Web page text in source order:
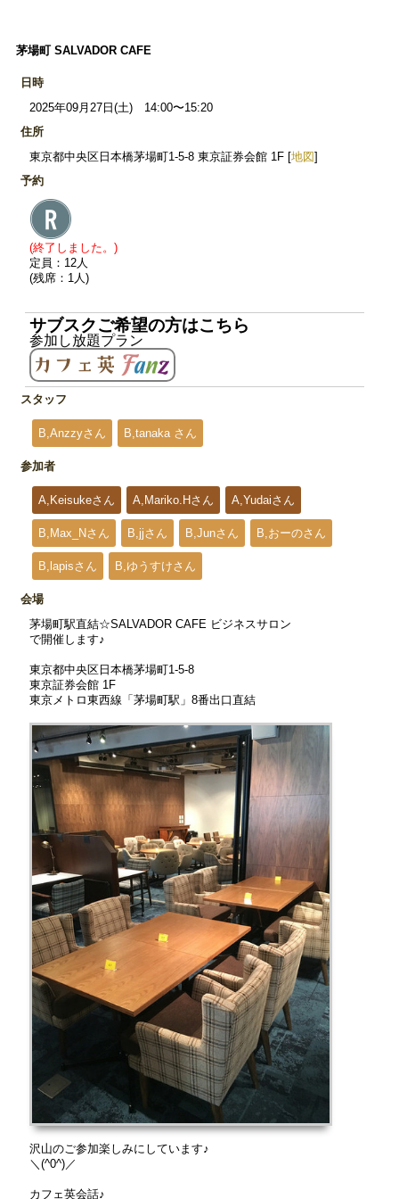
茅場町 SALVADOR CAFE
日時
2025年09月27日(土) 14:00〜15:20
住所
東京都中央区日本橋茅場町1-5-8 東京証券会館 1F [地図]
予約
(終了しました。)
定員：12人
(残席：1人)
サブスクご希望の方はこちら
参加し放題プラン
スタッフ
B,Anzzyさん B,tanaka さん
参加者
A,Keisukeさん A,Mariko.Hさん A,Yudaiさん
B,Max_Nさん B,jjさん B,Junさん B,おーのさん
B,lapisさん B,ゆうすけさん
会場
茅場町駅直結☆SALVADOR CAFE ビジネスサロン
で開催します♪
東京都中央区日本橋茅場町1-5-8
東京証券会館 1F
東京メトロ東西線「茅場町駅」8番出口直結
沢山のご参加楽しみにしています♪
＼(^0^)／
カフェ英会話♪